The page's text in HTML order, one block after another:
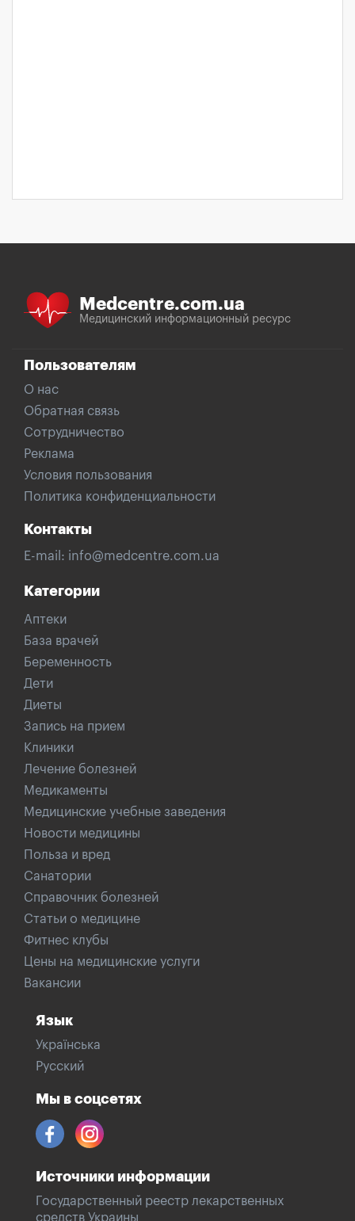
Medcentre.com.ua
Медицинский информационный ресурс
Пользователям
О нас
Обратная связь
Сотрудничество
Реклама
Условия пользования
Политика конфиденциальности
Контакты
E-mail: info@medcentre.com.ua
Категории
Аптеки
База врачей
Беременность
Дети
Диеты
Запись на прием
Клиники
Лечение болезней
Медикаменты
Медицинские учебные заведения
Новости медицины
Польза и вред
Санатории
Справочник болезней
Статьи о медицине
Фитнес клубы
Цены на медицинские услуги
Вакансии
Язык
Українська
Русский
Мы в соцсетях
Источники информации
Государственный реестр лекарственных
средств Украины